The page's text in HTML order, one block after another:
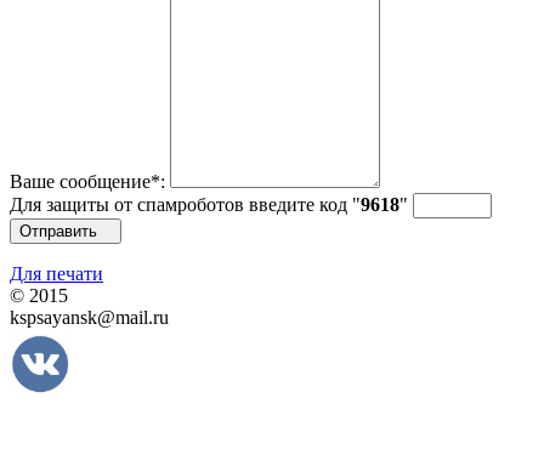
Ваше сообщение*:
Для защиты от спамроботов введите код "9618"
Отправить
Для печати
© 2015
kspsayansk@mail.ru